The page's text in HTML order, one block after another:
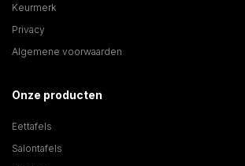
Keurmerk
Privacy
Algemene voorwaarden
Onze producten
Eettafels
Salontafels